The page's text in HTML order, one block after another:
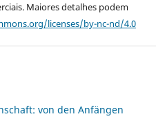
Maiores detalhes podem
licenses/by-nc-nd/4.0